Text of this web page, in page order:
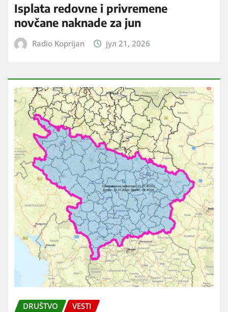
Isplata redovne i privremene
novčane naknade za jun
Radio Koprijan јул 21, 2026
DRUŠTVO VESTI